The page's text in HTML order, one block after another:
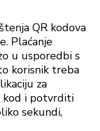
QR kodova
Plaćanje
u usporedbi s
korisnik treba
za
kod i potvrditi
sekundi,